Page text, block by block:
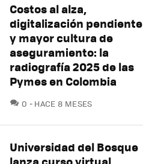
Costos al alza,
digitalización pendiente
y mayor cultura de
aseguramiento: la
radiografía 2025 de las
Pymes en Colombia
0 COMENTARIOS
HACE 8 MESES
Universidad del Bosque